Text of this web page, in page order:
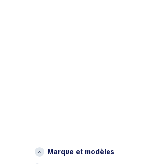
Marque et modèles